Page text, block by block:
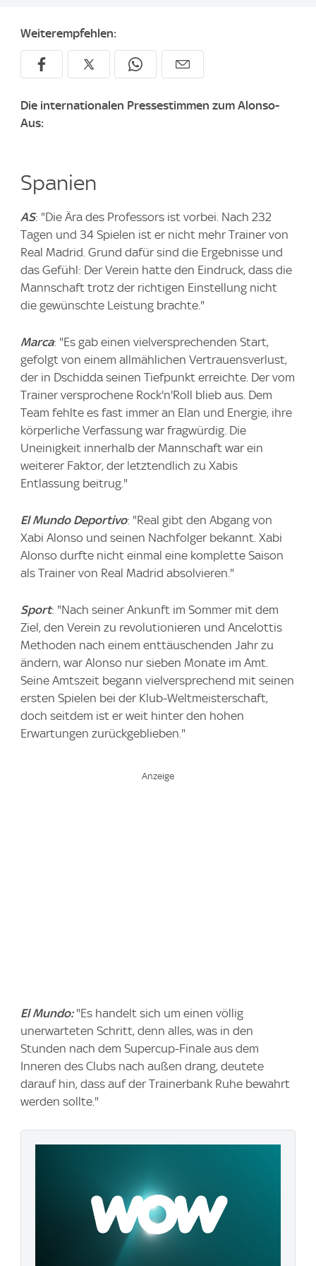
Weiterempfehlen:
Die internationalen Pressestimmen zum Alonso-
Aus:
Spanien
AS: "Die Ära des Professors ist vorbei. Nach 232
Tagen und 34 Spielen ist er nicht mehr Trainer von
Real Madrid. Grund dafür sind die Ergebnisse und
das Gefühl: Der Verein hatte den Eindruck, dass die
Mannschaft trotz der richtigen Einstellung nicht
die gewünschte Leistung brachte."
Marca: "Es gab einen vielversprechenden Start,
gefolgt von einem allmählichen Vertrauensverlust,
der in Dschidda seinen Tiefpunkt erreichte. Der vom
Trainer versprochene Rock'n'Roll blieb aus. Dem
Team fehlte es fast immer an Elan und Energie, ihre
körperliche Verfassung war fragwürdig. Die
Uneinigkeit innerhalb der Mannschaft war ein
weiterer Faktor, der letztendlich zu Xabis
Entlassung beitrug."
El Mundo Deportivo: "Real gibt den Abgang von
Xabi Alonso und seinen Nachfolger bekannt. Xabi
Alonso durfte nicht einmal eine komplette Saison
als Trainer von Real Madrid absolvieren."
Sport: "Nach seiner Ankunft im Sommer mit dem
Ziel, den Verein zu revolutionieren und Ancelottis
Methoden nach einem enttäuschenden Jahr zu
ändern, war Alonso nur sieben Monate im Amt.
Seine Amtszeit begann vielversprechend mit seinen
ersten Spielen bei der Klub-Weltmeisterschaft,
doch seitdem ist er weit hinter den hohen
Erwartungen zurückgeblieben."
El Mundo:"Es handelt sich um einen völlig
unerwarteten Schritt, denn alles, was in den
Stunden nach dem Supercup-Finale aus dem
Inneren des Clubs nach außen drang, deutete
darauf hin, dass auf der Trainerbank Ruhe bewahrt
werden sollte."